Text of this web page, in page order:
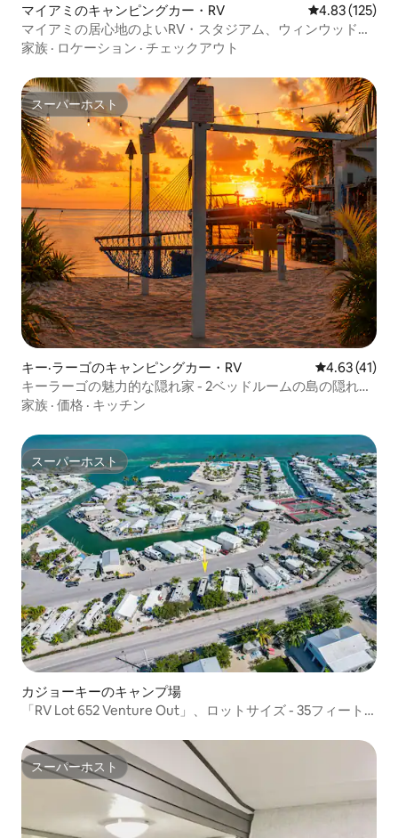
マイアミのキャンピングカー・RV レビュー125
4.83 (125)
マイアミの居心地のよいRV・スタジアム、ウィンウッド、
空港に近い
家族 · ロケーション · チェックアウト
スーパーホスト
スーパーホスト
キー·ラーゴのキャンピングカー・RV レビュー41
4.63 (41)
キーラーゴの魅力的な隠れ家 - 2ベッドルームの島の隠れ家
（新規）
家族 · 価格 · キッチン
スーパーホスト
スーパーホスト
カジョーキーのキャンプ場
「RV Lot 652 Venture Out」、ロットサイズ - 35フィートx
スーパーホスト
スーパーホスト